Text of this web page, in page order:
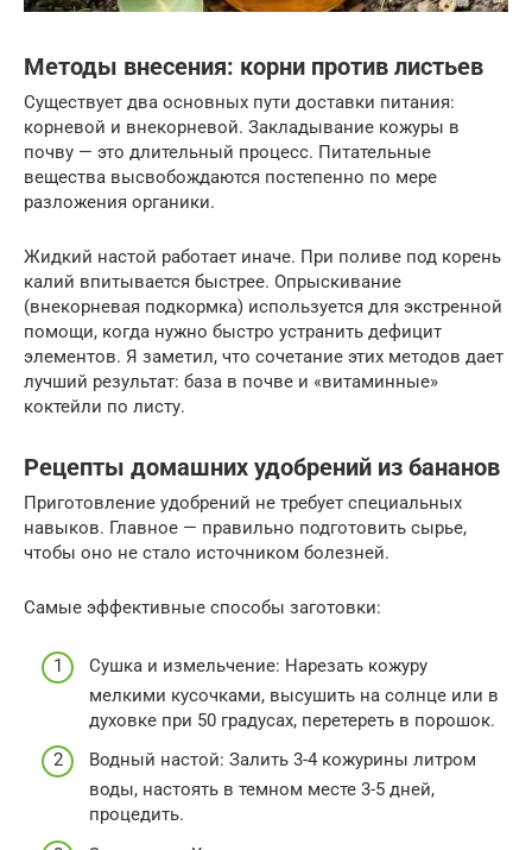
Методы внесения: корни против листьев
Существует два основных пути доставки питания:
корневой и внекорневой. Закладывание кожуры в
почву — это длительный процесс. Питательные
вещества высвобождаются постепенно по мере
разложения органики.
Жидкий настой работает иначе. При поливе под корень
калий впитывается быстрее. Опрыскивание
(внекорневая подкормка) используется для экстренной
помощи, когда нужно быстро устранить дефицит
элементов. Я заметил, что сочетание этих методов дает
лучший результат: база в почве и «витаминные»
коктейли по листу.
Рецепты домашних удобрений из бананов
Приготовление удобрений не требует специальных
навыков. Главное — правильно подготовить сырье,
чтобы оно не стало источником болезней.
Самые эффективные способы заготовки:
Сушка и измельчение: Нарезать кожуру
мелкими кусочками, высушить на солнце или в
духовке при 50 градусах, перетереть в порошок.
Водный настой: Залить 3-4 кожурины литром
воды, настоять в темном месте 3-5 дней,
процедить.